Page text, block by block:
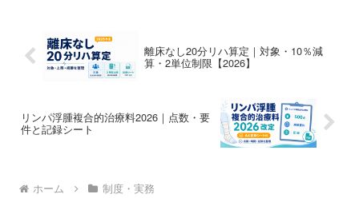
離床なし20分リハ算定｜対象・10％減
算・2単位制限【2026】
リンパ浮腫複合的治療料2026｜点数・要
件と記録シート
ホーム 制度・実務